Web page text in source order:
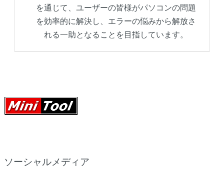
を通じて、ユーザーの皆様がパソコンの問題
を効率的に解決し、エラーの悩みから解放さ
れる一助となることを目指しています。
ソーシャルメディア